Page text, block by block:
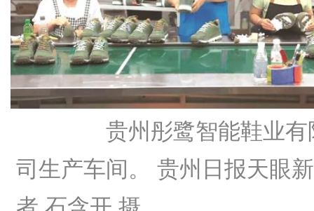
贵州彤鹭智能鞋业有
司生产车间。 贵州日报天眼